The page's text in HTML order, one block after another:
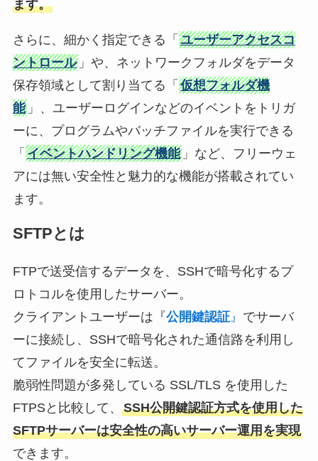
ます。
さらに、細かく指定できる「 ユーザーアクセスコ
ントロール」や、ネットワークフォルダをデータ
保存領域として割り当てる「 仮想フォルダ機
能」、ユーザーログインなどのイベントをトリガ
ーに、プログラムやバッチファイルを実行できる
「 イベントハンドリング機能」など、フリーウェ
アには無い安全性と魅力的な機能が搭載されてい
ます。
SFTPとは
FTPで送受信するデータを、SSHで暗号化するプ
ロトコルを使用したサーバー。
クライアントユーザーは『公開鍵認証』 でサーバ
ーに接続し、SSHで暗号化された通信路を利用し
てファイルを安全に転送。
脆弱性問題が多発している SSL/TLS を使用した
FTPSと比較して、 SSH公開鍵認証方式を使用した
SFTPサーバーは安全性の高いサーバー運用を実現
できます。